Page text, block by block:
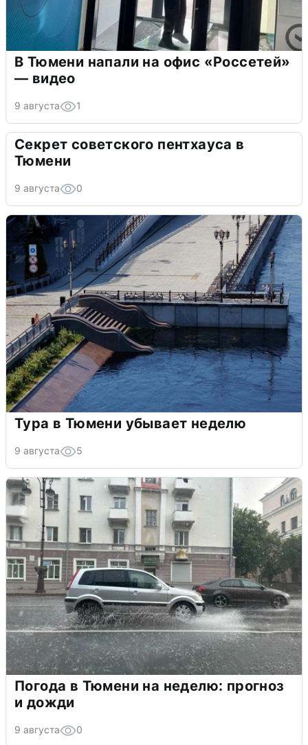
В Тюмени напали на офис «Россетей»
— видео
9 августа 1
Секрет советского пентхауса в
Тюмени
9 августа 0
Тура в Тюмени убывает неделю
9 августа 5
Погода в Тюмени на неделю: прогноз
и дожди
9 августа 0